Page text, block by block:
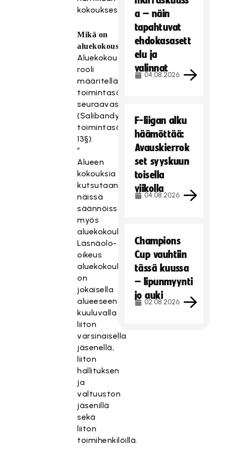
kokouksessa.
Mikä on
aluekokous?
Aluekokousten
rooli
määritellään
toimintasäännöissä
seuraavasti
(Salibandyliiton
toimintasäännöt
13§):
”
Alueen
kokouksia
kutsutaan
näissä
säännöissä
myös
aluekokouksiksi.
Läsnäolo-
oikeus
aluekokouksissa
on
jokaisella
alueeseen
kuuluvalla
liiton
varsinaisella
jäsenellä,
liiton
hallituksen
ja
valtuuston
jäsenillä
sekä
liiton
toimihenkilöillä.
a – näin
tapahtuvat
ehdokasasett
elu ja
valinnat
04.08.2026
F-liigan alku
häämöttää:
Avauskierrok
set syyskuun
toisella
viikolla
04.08.2026
Champions
Cup vauhtiin
tässä kuussa
– lipunmyynti
jo auki
02.08.2026